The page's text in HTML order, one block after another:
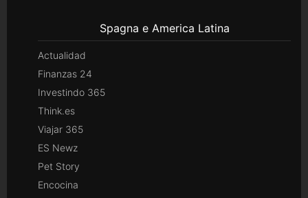
Spagna e America Latina
Actualidad
Finanzas 24
Investindo 365
Think.es
Viajar 365
ES Newz
Pet Story
Encocina